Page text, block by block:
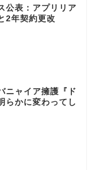
公表：アプリリア
2年契約更改
ニャイア擁護『ド
らかに変わってし